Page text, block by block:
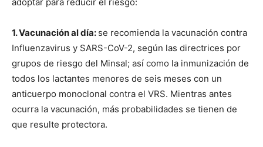
1. Vacunación al día: se recomienda la vacunación contra
Influenzavirus y SARS-CoV-2, según las directrices por
grupos de riesgo del Minsal; así como la inmunización de
todos los lactantes menores de seis meses con un
anticuerpo monoclonal contra el VRS. Mientras antes
ocurra la vacunación, más probabilidades se tienen de
que resulte protectora.